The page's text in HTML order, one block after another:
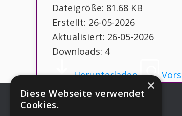
Dateigröße: 81.68 KB
Erstellt: 26-05-2026
Aktualisiert: 26-05-2026
Downloads: 4
Herunterladen
×
Diese Webseite verwendet
Cookies.